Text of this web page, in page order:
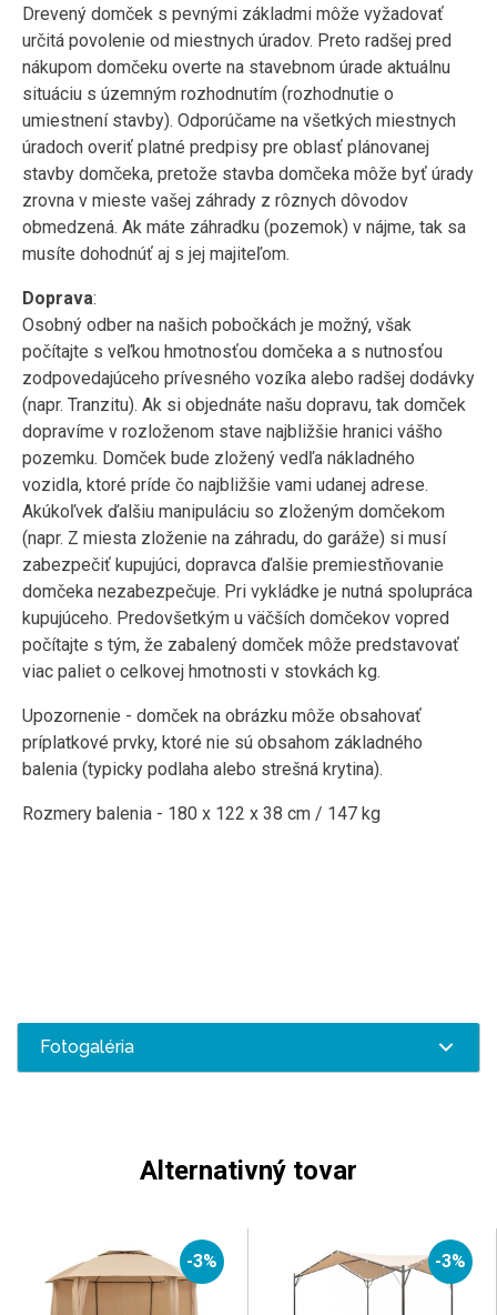
Drevený domček s pevnými základmi môže vyžadovať
určitá povolenie od miestnych úradov. Preto radšej pred
nákupom domčeku overte na stavebnom úrade aktuálnu
situáciu s územným rozhodnutím (rozhodnutie o
umiestnení stavby). Odporúčame na všetkých miestnych
úradoch overiť platné predpisy pre oblasť plánovanej
stavby domčeka, pretože stavba domčeka môže byť úrady
zrovna v mieste vašej záhrady z rôznych dôvodov
obmedzená. Ak máte záhradku (pozemok) v nájme, tak sa
musíte dohodnúť aj s jej majiteľom.
Doprava:
Osobný odber na našich pobočkách je možný, však
počítajte s veľkou hmotnosťou domčeka a s nutnosťou
zodpovedajúceho prívesného vozíka alebo radšej dodávky
(napr. Tranzitu). Ak si objednáte našu dopravu, tak domček
dopravíme v rozloženom stave najbližšie hranici vášho
pozemku. Domček bude zložený vedľa nákladného
vozidla, ktoré príde čo najbližšie vami udanej adrese.
Akúkoľvek ďalšiu manipuláciu so zloženým domčekom
(napr. Z miesta zloženie na záhradu, do garáže) si musí
zabezpečiť kupujúci, dopravca ďalšie premiestňovanie
domčeka nezabezpečuje. Pri vykládke je nutná spolupráca
kupujúceho. Predovšetkým u väčších domčekov vopred
počítajte s tým, že zabalený domček môže predstavovať
viac paliet o celkovej hmotnosti v stovkách kg.
Upozornenie - domček na obrázku môže obsahovať
príplatkové prvky, ktoré nie sú obsahom základného
balenia (typicky podlaha alebo strešná krytina).
Rozmery balenia - 180 x 122 x 38 cm / 147 kg
Fotogaléria
Alternativný tovar
-3% -3%